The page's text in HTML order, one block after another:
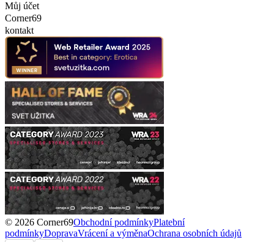
Můj účet
Corner69
kontakt
© 2026 Corner69Obchodní podmínkyPlatební
podmínkyDopravaVrácení a výměnaOchrana osobních údajů